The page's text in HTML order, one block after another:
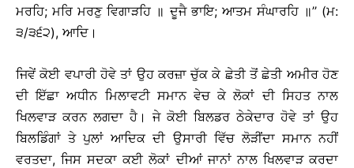
ਮਰਹਿ; ਮਰਿ ਮਰਣੁ ਵਿਗਾੜਹਿ ॥ ਦੂਜੈ ਭਾਇ; ਆਤਮ ਸੰਘਾਰਹਿ ॥’’ (ਮ:
੩/੩੬੨), ਆਦਿ।
ਜਿਵੇਂ ਕੋਈ ਵਪਾਰੀ ਹੋਵੇ ਤਾਂ ਉਹ ਕਰਜ਼ਾ ਚੁੱਕ ਕੇ ਛੇਤੀ ਤੋਂ ਛੇਤੀ ਅਮੀਰ ਹੋਣ
ਦੀ ਇੱਛਾ ਅਧੀਨ ਮਿਲਾਵਟੀ ਸਮਾਨ ਵੇਚ ਕੇ ਲੋਕਾਂ ਦੀ ਸਿਹਤ ਨਾਲ
ਖਿਲਵਾੜ ਕਰਨ ਲਗਦਾ ਹੈ। ਜੇ ਕੋਈ ਬਿਲਡਰ ਠੇਕੇਦਾਰ ਹੋਵੇ ਤਾਂ ਉਹ
ਬਿਲਡਿੰਗਾਂ ਤੇ ਪੁਲਾਂ ਆਦਿਕ ਦੀ ਉਸਾਰੀ ਵਿੱਚ ਲੋੜੀਂਦਾ ਸਮਾਨ ਨਹੀਂ
ਵਰਤਦਾ, ਜਿਸ ਸਦਕਾ ਕਈ ਲੋਕਾਂ ਦੀਆਂ ਜਾਨਾਂ ਨਾਲ ਖਿਲਵਾੜ ਕਰਦਾ